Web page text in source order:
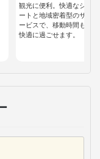
観光に便利。快適なシ
ートと地域密着型のサ
ービスで、移動時間も
快適に過ごせます。